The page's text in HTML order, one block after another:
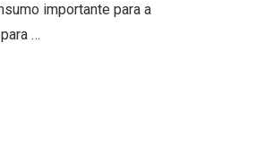
importante para a
…